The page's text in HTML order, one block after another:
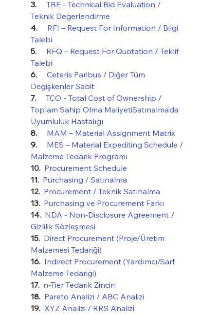
3. TBE - Technical Bid Evaluation /
Teknik Değerlendirme
4. RFI – Request For Information / Bilgi
Talebi
5. RFQ – Request For Quotation / Teklif
Talebi
6. Ceteris Paribus / Diğer Tüm
Değişkenler Sabit
7. TCO - Total Cost of Ownership /
Toplam Sahip Olma MaliyetiSatınalma’da
Uyumluluk Hastalığı
8. MAM – Material Assignment Matrix
9. MES – Material Expediting Schedule /
Malzeme Tedarik Programı
10. Procurement Schedule
11. Purchasing / Satınalma
12. Procurement / Teknik Satınalma
13. Purchasing ve Procurement Farkı
14. NDA - Non-Disclosure Agreement /
Gizlilik Sözleşmesi
15. Direct Procurement (Proje/Üretim
Malzemesi Tedariği)
16. Indirect Procurement (Yardımcı/Sarf
Malzeme Tedariği)
17. n-Tier Tedarik Zinciri
18. Pareto Analizi / ABC Analizi
19. XYZ Analizi / RRS Analizi